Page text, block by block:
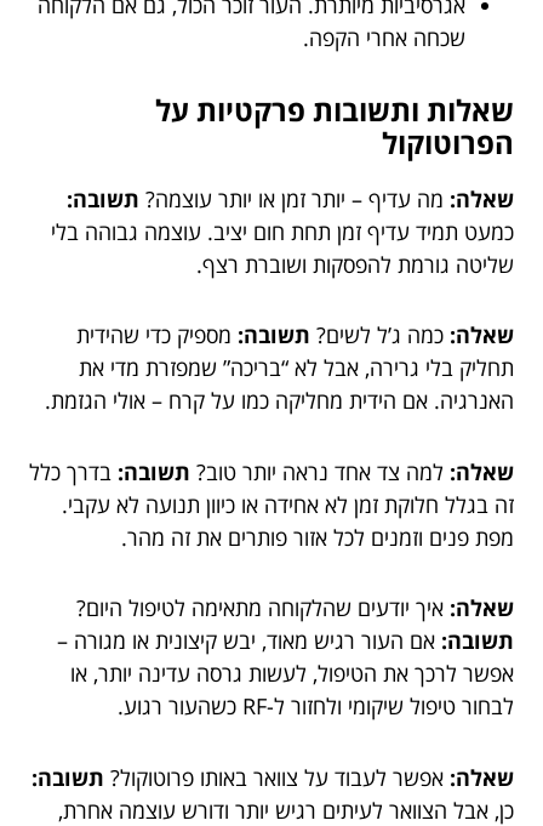
שכחה אחרי הקפה.
שאלות ותשובות פרקטיות על
הפרוטוקול
שאלה: מה עדיף – יותר זמן או יותר עוצמה? תשובה:
כמעט תמיד עדיף זמן תחת חום יציב. עוצמה גבוהה בלי
שליטה גורמת להפסקות ושוברת רצף.
שאלה: כמה ג’ל לשים? תשובה: מספיק כדי שהידית
תחליק בלי גרירה, אבל לא “בריכה” שמפזרת מדי את
האנרגיה. אם הידית מחליקה כמו על קרח – אולי הגזמת.
שאלה: למה צד אחד נראה יותר טוב? תשובה: בדרך כלל
זה בגלל חלוקת זמן לא אחידה או כיוון תנועה לא עקבי.
מפת פנים וזמנים לכל אזור פותרים את זה מהר.
שאלה: איך יודעים שהלקוחה מתאימה לטיפול היום?
תשובה: אם העור רגיש מאוד, יבש קיצונית או מגורה –
אפשר לרכך את הטיפול, לעשות גרסה עדינה יותר, או
לבחור טיפול שיקומי ולחזור ל-RF כשהעור רגוע.
שאלה: אפשר לעבוד על צוואר באותו פרוטוקול? תשובה:
כן, אבל הצוואר לעיתים רגיש יותר ודורש עוצמה אחרת,